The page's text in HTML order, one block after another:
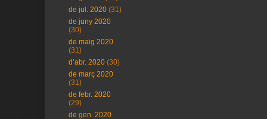
de jul. 2020 (31)
de juny 2020
(30)
de maig 2020
(31)
d’abr. 2020 (30)
de març 2020
(31)
de febr. 2020
(29)
de gen. 2020